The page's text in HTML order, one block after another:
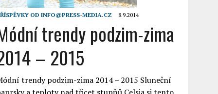
ODINFO@PRESS-MEDIA.CZ 8.9.2014
trendy podzim-zima
– 2015
trendy podzim-zima 2014 – 2015 Sluneční